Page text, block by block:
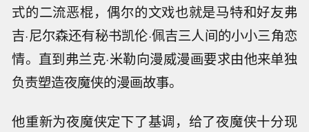
式的二流恶棍，偶尔的文戏也就是马特和好友弗
吉·尼尔森还有秘书凯伦·佩吉三人间的小小三角恋
情。直到弗兰克·米勒向漫威漫画要求由他来单独
负责塑造夜魔侠的漫画故事。
他重新为夜魔侠定下了基调，给了夜魔侠十分现